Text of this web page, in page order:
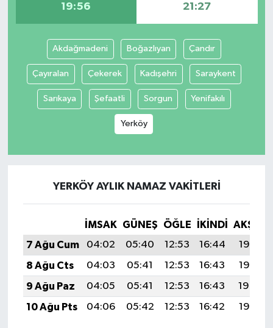
19:56 21:27
Akdağmadeni Boğazlıyan Çandır
Çayıralan Çekerek Kadışehri Saraykent
Sarıkaya Şefaatli Sorgun Yenifakılı
Yerköy
YERKÖY AYLIK NAMAZ VAKITLERI
İMSAK GÜNEŞ ÖĞLE İKINDI
AKŞAM
7 Ağu Cum
04:02 05:40 12:53 16:44
19:56
8 Ağu Cts
04:03 05:41 12:53 16:43
19:55
9 Ağu Paz
04:05 05:41 12:53 16:43
19:54
10 Ağu Pts
04:06 05:42 12:53 16:42 19:53